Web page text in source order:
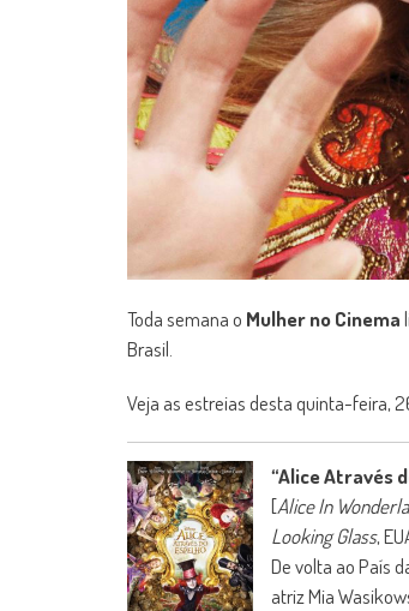
Toda semana o Mulher no Cinema
Brasil.
Veja as estreias desta quinta-feira,
“Alice Através
[Alice In
Looking Glass,
De volta ao País
atriz Mia